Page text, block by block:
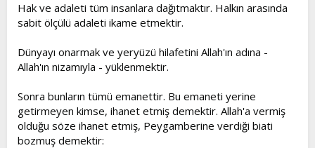
Hak ve adaleti tüm insanlara dağıtmaktır. Halkın arasında
sabit ölçülü adaleti ikame etmektir.
Dünyayı onarmak ve yeryüzü hilafetini Allah'ın adına -
Allah'ın nizamıyla - yüklenmektir.
Sonra bunların tümü emanettir. Bu emaneti yerine
getirmeyen kimse, ihanet etmiş demektir. Allah'a vermiş
olduğu söze ihanet etmiş, Peygamberine verdiği biati
bozmuş demektir: